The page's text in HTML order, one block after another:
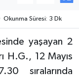
Okunma Süresi: 3 Dk
yaşayan 2
H.G., 12 Mayıs
sıralarında